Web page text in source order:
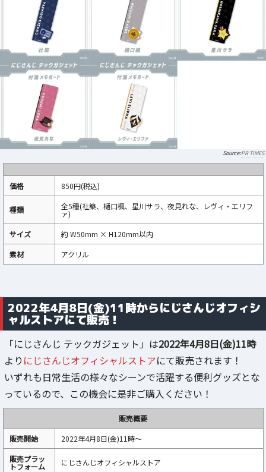
PR TIMES
価格 850円(税込)
種類 全5種(社築、樋口楓、星川サラ、夜見れな、レヴィ・エリフ
ァ)
サイズ
約 W50mm × H120mm以内
素材
アクリル
2022年4月8日(金)11時からにじさんじオフィシ
ャルストアにて販売！
「にじさんじ テックガジェット」は2022年4月8日(金)11時
より にじさんじオフィシャルストアにて販売されます！
いずれも日常生活の様々なシーンで活躍する便利グッズとな
っているので、この機会に是非ご購入ください！
販売概要
販売開始
2022年4月8日(金)11時～
販売プラッ
トフォーム にじさんじオフィシャルストア